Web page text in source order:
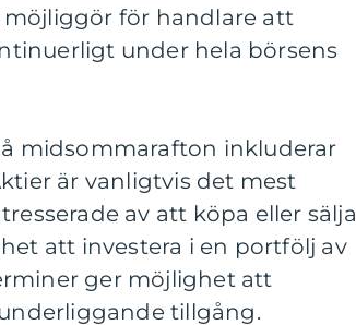
för handlare att
under hela börsens
midsommarafton inkluderar
är vanligtvis det mest
av att köpa eller sälja
att investera i en portfölj av
ger möjlighet att
tillgång.